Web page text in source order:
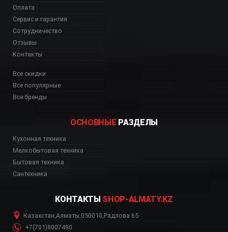
цена, Астана,
Оплата
Сервис и гарантия
Сотрудничество
Отзывы
Контакты
Все скидки
Все популярные
Все бренды
ОСНОВНЫЕ РАЗДЕЛЫ
Кухонная техника
Мелкобытовая техника
Бытовая техника
Сантехника
КОНТАКТЫ SHOP-ALMATY.KZ
Казахстан Алматы 050010 Радлова 65
+7(701)8007490